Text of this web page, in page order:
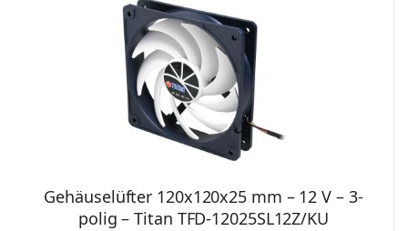
Gehäuselüfter 120x120x25 mm – 12 V – 3-
polig – Titan TFD-12025SL12Z/KU